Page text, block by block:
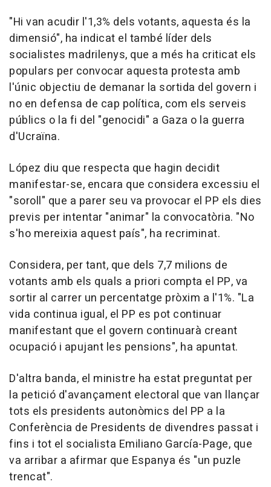
"Hi van acudir l'1,3% dels votants, aquesta és la
dimensió", ha indicat el també líder dels
socialistes madrilenys, que a més ha criticat els
populars per convocar aquesta protesta amb
l'únic objectiu de demanar la sortida del govern i
no en defensa de cap política, com els serveis
públics o la fi del "genocidi" a Gaza o la guerra
d'Ucraïna.
López diu que respecta que hagin decidit
manifestar-se, encara que considera excessiu el
"soroll" que a parer seu va provocar el PP els dies
previs per intentar "animar" la convocatòria. "No
s'ho mereixia aquest país", ha recriminat.
Considera, per tant, que dels 7,7 milions de
votants amb els quals a priori compta el PP, va
sortir al carrer un percentatge pròxim a l'1%. "La
vida continua igual, el PP es pot continuar
manifestant que el govern continuarà creant
ocupació i apujant les pensions", ha apuntat.
D'altra banda, el ministre ha estat preguntat per
la petició d'avançament electoral que van llançar
tots els presidents autonòmics del PP a la
Conferència de Presidents de divendres passat i
fins i tot el socialista Emiliano García-Page, que
va arribar a afirmar que Espanya és "un puzle
trencat".